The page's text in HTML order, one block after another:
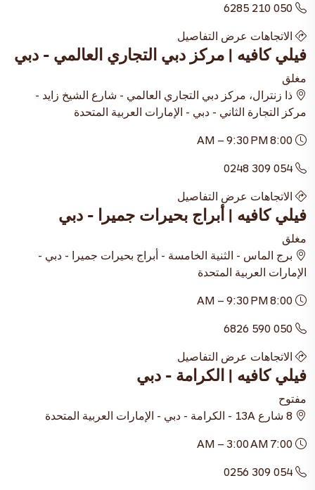
050 210 6285
الاتجاهات عرض التفاصيل
فيلي كافيه | مركز دبي التجاري العالمي - دبي
مغلق
ذا زنترال، مركز دبي التجاري العالمي - شارع الشيخ زايد -
مركز التجارة الثاني - دبي - الإمارات العربية المتحدة
054 309 0248
الاتجاهات عرض التفاصيل
فيلي كافيه | أبراج بحيرات جميرا - دبي
مغلق
برج الماس - الثنية الخامسة - أبراج بحيرات جميرا - دبي -
الإمارات العربية المتحدة
050 590 6826
الاتجاهات عرض التفاصيل
فيلي كافيه | الكرامة - دبي
مفتوح
054 309 0256